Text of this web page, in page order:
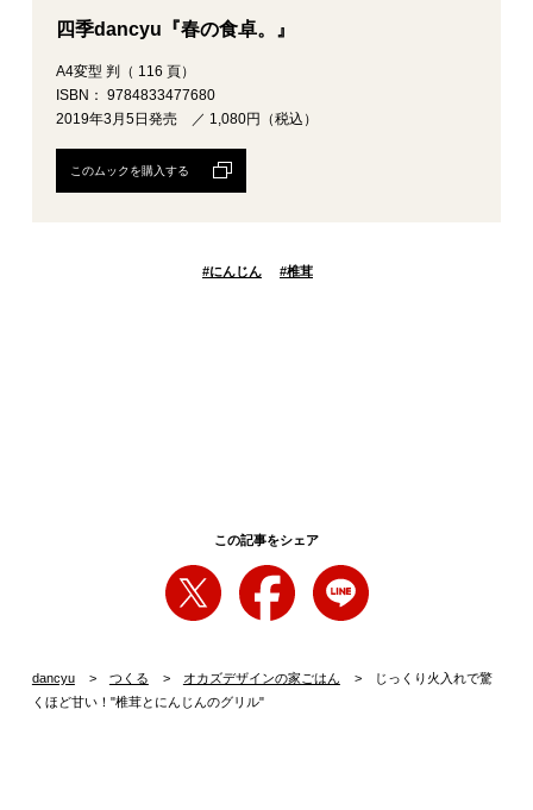
四季dancyu『春の食卓。』
A4変型 判（ 116 頁）
ISBN： 9784833477680
2019年3月5日発売 ／ 1,080円（税込）
このムックを購入する
#にんじん #椎茸
この記事をシェア
dancyu つくる オカズデザインの家ごはん
じっくり火入れで驚
くほど甘い！"椎茸とにんじんのグリル"